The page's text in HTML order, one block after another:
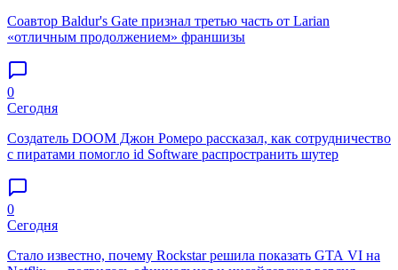
Соавтор Baldur's Gate признал третью часть от Larian
«отличным продолжением» франшизы
0
Сегодня
Создатель DOOM Джон Ромеро рассказал, как сотрудничество
с пиратами помогло id Software распространить шутер
0
Сегодня
Стало известно, почему Rockstar решила показать GTA VI на